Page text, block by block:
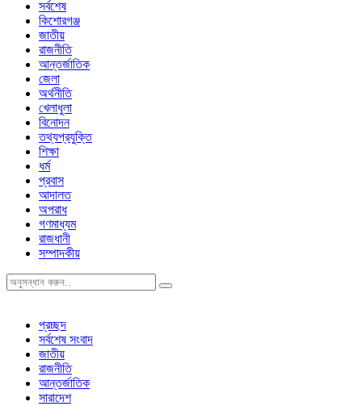
সর্বশেষ
কিশোরগঞ্জ
জাতীয়
রাজনীতি
আন্তর্জাতিক
জেলা
অর্থনীতি
খেলাধুলা
বিনোদন
তথ্যপ্রযুক্তি
শিক্ষা
ধর্ম
প্রবাস
আদালত
অপরাধ
গণমাধ্যম
রাজধানী
সম্পাদকীয়
প্রচ্ছদ
সর্বশেষ সংবাদ
জাতীয়
রাজনীতি
আন্তর্জাতিক
সারাদেশ